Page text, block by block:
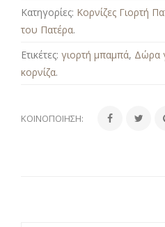
Κατηγορίες: Κορνίζες Γιορτή
του Πατέρα.
Ετικέτες: γιορτή μπαμπά, Δώρα
κορνίζα.
ΚΟΙΝΟΠΟΊΗΣΗ: